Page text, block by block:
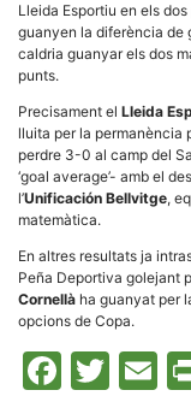
Lleida Esportiu en els
guanyen la diferència de
caldria guanyar els dos
punts.
Precisament el Lleida
lluita per la permanència
perdre 3-0 al camp del
‘goal average’- amb el
l’Unificación Bellvitge,
matemàtica.
En altres resultats ja
Peña Deportiva golejant
Cornellà ha guanyat per
opcions de Copa.